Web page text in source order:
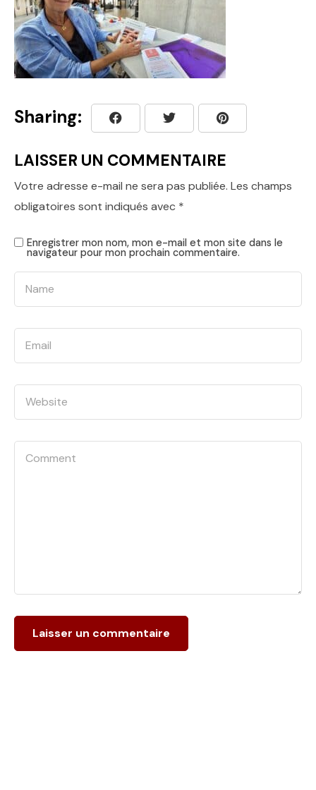
Sharing:
LAISSER UN COMMENTAIRE
Votre adresse e-mail ne sera pas publiée. Les champs
obligatoires sont indiqués avec *
Enregistrer mon nom, mon e-mail et mon site dans le
navigateur pour mon prochain commentaire.